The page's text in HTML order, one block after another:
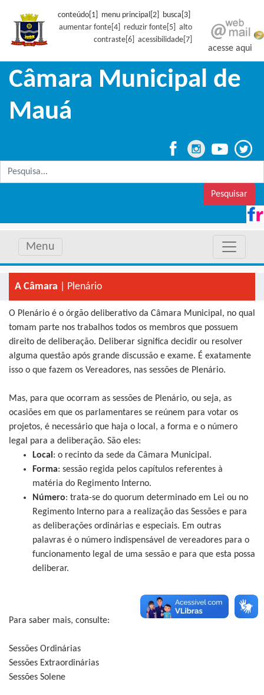
conteúdo[1] menu principal[2] busca[3]
aumentar fonte[4]
reduzir fonte[5]
alto
contraste[6]
acessibilidade[7]
acesse aqui
Câmara Municipal de
Mauá
Pesquisar
Menu
A Câmara | Plenário
O Plenário é o órgão deliberativo da Câmara Municipal, no qual
tomam parte nos trabalhos todos os membros que possuem
direito de deliberação. Deliberar significa decidir ou resolver
alguma questão após grande discussão e exame. É exatamente
isso o que fazem os Vereadores, nas sessões de Plenário.
Mas, para que ocorram as sessões de Plenário, ou seja, as
ocasiões em que os parlamentares se reúnem para votar os
projetos, é necessário que haja o local, a forma e o número
legal para a deliberação. São eles:
Local : o recinto da sede da Câmara Municipal.
Forma: sessão regida pelos capítulos referentes à
matéria do Regimento Interno.
Número: trata-se do quorum determinado em Lei ou no
Regimento Interno para a realização das Sessões e para
as deliberações ordinárias e especiais. Em outras
palavras é o número indispensável de vereadores para o
funcionamento legal de uma sessão e para que esta possa
deliberar.
Para saber mais, consulte:
Sessões Ordinárias
Sessões Extraordinárias
Sessões Solene